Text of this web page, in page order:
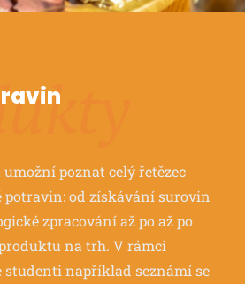
poznat celý řetězec
od získávání surovin
zpracování až po až po
na trh. V rámci
například seznámí se